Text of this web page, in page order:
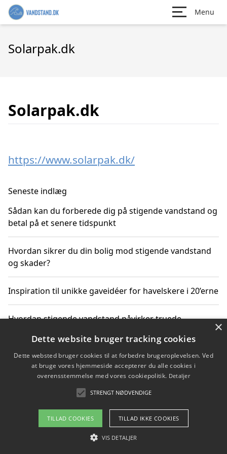
Menu
Solarpak.dk
Solarpak.dk
https://www.solarpak.dk/
Seneste indlæg
Sådan kan du forberede dig på stigende vandstand og
betal på et senere tidspunkt
Hvordan sikrer du din bolig mod stigende vandstand
og skader?
Inspiration til unikke gaveidéer for havelskere i 20’erne
Hvordan stigende vandstand påvirker truede
Sådan vælger du de bedste vandrerygsække til
vandreture i Danmark
Copyright 2026 - Pilanto Aps
Om / kontakt
×
Dette website bruger tracking cookies
Dette websted bruger cookies til at forbedre brugeroplevelsen. Ved
at bruge vores hjemmeside accepterer du alle cookies i
overensstemmelse med vores cookiepolitik. Detaljer
STRENGT NØDVENDIGE
TILLAD COOKIES TILLAD IKKE COOKIES
VIS DETALJER